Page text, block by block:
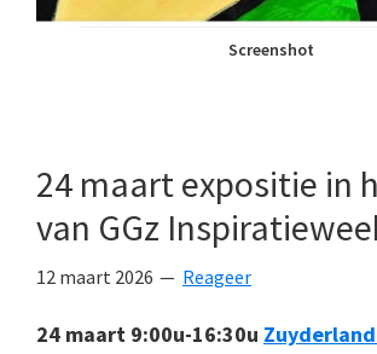
Screenshot
24 maart expositie in
van GGz
12 maart 2026 Reageer
24 maart 9:00u-16:30u